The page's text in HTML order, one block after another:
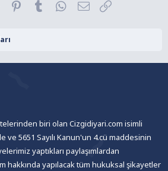
Reddit Pinterest
Tumblr WhatsApp
E-posta
biri olan Cizgidiyari.com isimli
ve 5651 Sayılı Kanun'un 4.cü maddesinin
yaptıkları paylaşımlardan
hakkında yapılacak tüm hukuksal şikayetler